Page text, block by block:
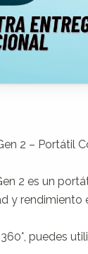
2 – Portátil
2 es un
y rendimiento
puedes